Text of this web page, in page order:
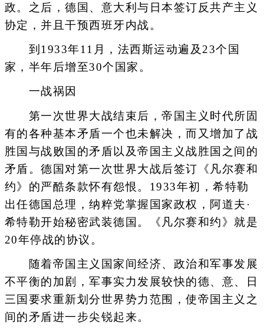
政。之后，德国、意大利与日本签订反共产主义
协定，并且干预西班牙内战。
到1933年11月，法西斯运动遍及23个国
家，半年后增至30个国家。
一战祸因
第一次世界大战结束后，帝国主义时代所固
有的各种基本矛盾一个也未解决，而又增加了战
胜国与战败国的矛盾以及帝国主义战胜国之间的
矛盾。德国对第一次世界大战后签订《凡尔赛和
约》的严酷条款怀有怨恨。1933年初，希特勒
出任德国总理，纳粹党掌握国家政权，阿道夫·
希特勒开始秘密武装德国。《凡尔赛和约》就是
20年停战的协议。
随着帝国主义国家间经济、政治和军事发展
不平衡的加剧，军事实力发展较快的德、意、日
三国要求重新划分世界势力范围，使帝国主义之
间的矛盾进一步尖锐起来。